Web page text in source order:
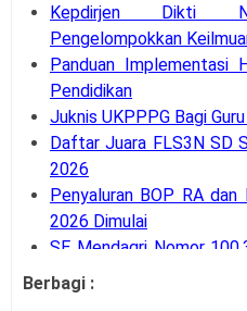
Kepdirjen Dikti
Pengelompokkan
Panduan Implementasi
Pendidikan
Juknis UKPPPG Bagi
Daftar Juara FLS3N SD
2026
Penyaluran BOP RA
2026 Dimulai
SE Mendagri Nomor
Kode Rekening APB Desa
Panduan Pengajuan
Berbagi :